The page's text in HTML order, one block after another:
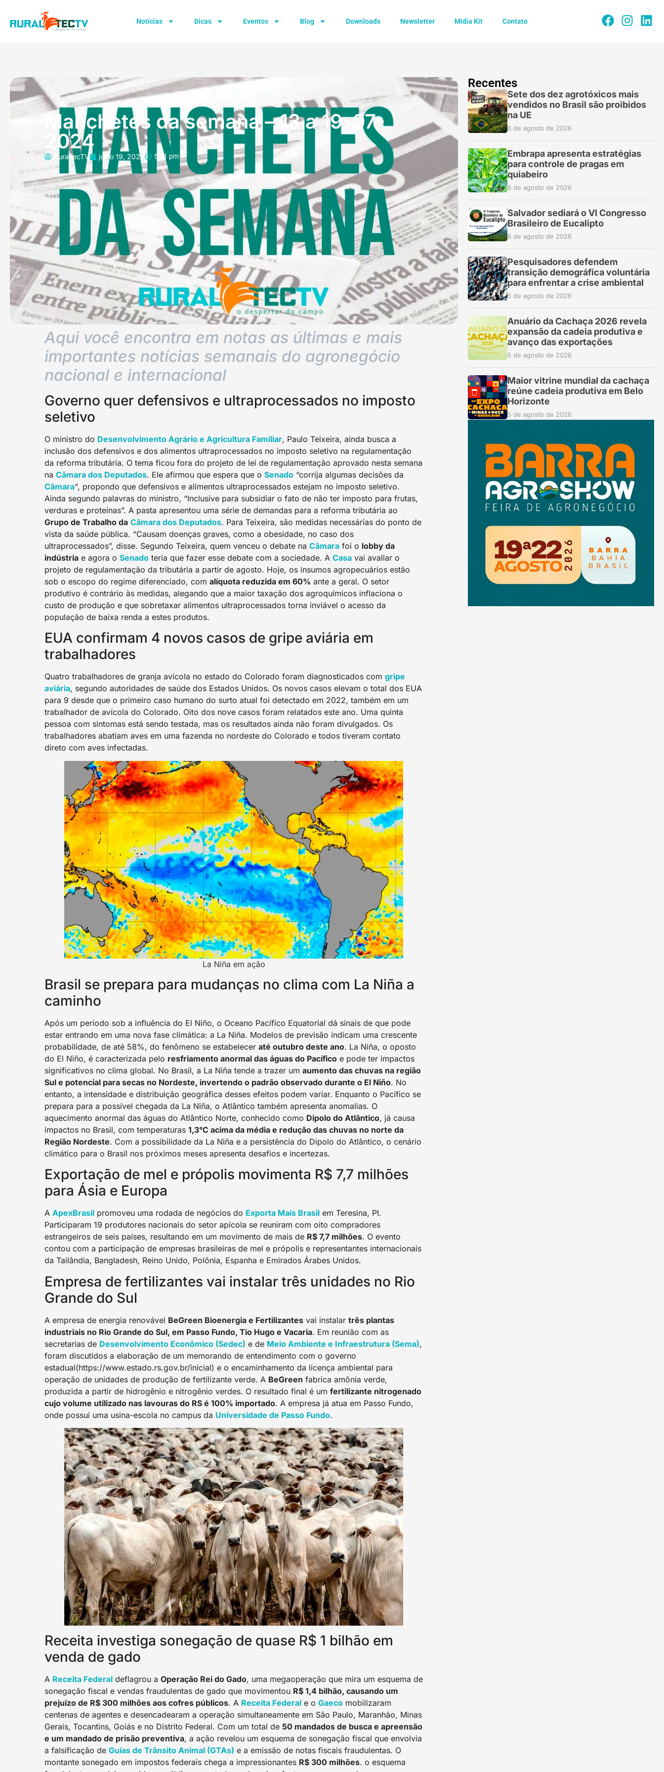
Notícias Dicas Eventos Blog Downloads Newsletter Midia Kit Contato
Manchetes da semana – 13 a 19-07-
2024
RuraltecTV julho 19, 2024 5:51 pm
Aqui você encontra em notas as últimas e mais
importantes notícias semanais do agronegócio
nacional e internacional
Governo quer defensivos e ultraprocessados no imposto
seletivo
O ministro do Desenvolvimento Agrário e Agricultura Familiar, Paulo Teixeira, ainda busca a
inclusão dos defensivos e dos alimentos ultraprocessados no imposto seletivo na regulamentação
da reforma tributária. O tema ficou fora do projeto de lei de regulamentação aprovado nesta semana
na Câmara dos Deputados. Ele afirmou que espera que o Senado “corrija algumas decisões da
Câmara“, propondo que defensivos e alimentos ultraprocessados estejam no imposto seletivo.
Ainda segundo palavras do ministro, “Inclusive para subsidiar o fato de não ter imposto para frutas,
verduras e proteínas”. A pasta apresentou uma série de demandas para a reforma tributária ao
Grupo de Trabalho da Câmara dos Deputados. Para Teixeira, são medidas necessárias do ponto de
vista da saúde pública. “Causam doenças graves, como a obesidade, no caso dos
ultraprocessados”, disse. Segundo Teixeira, quem venceu o debate na Câmara foi o lobby da
indústria e agora o Senado teria que fazer esse debate com a sociedade. A Casa vai avaliar o
projeto de regulamentação da tributária a partir de agosto. Hoje, os insumos agropecuários estão
sob o escopo do regime diferenciado, com alíquota reduzida em 60% ante a geral. O setor
produtivo é contrário às medidas, alegando que a maior taxação dos agroquímicos inflaciona o
custo de produção e que sobretaxar alimentos ultraprocessados torna inviável o acesso da
população de baixa renda a estes produtos.
EUA confirmam 4 novos casos de gripe aviária em
trabalhadores
Quatro trabalhadores de granja avícola no estado do Colorado foram diagnosticados com gripe
aviária, segundo autoridades de saúde dos Estados Unidos. Os novos casos elevam o total dos EUA
para 9 desde que o primeiro caso humano do surto atual foi detectado em 2022, também em um
trabalhador de avícola do Colorado. Oito dos nove casos foram relatados este ano. Uma quinta
pessoa com sintomas está sendo testada, mas os resultados ainda não foram divulgados. Os
trabalhadores abatiam aves em uma fazenda no nordeste do Colorado e todos tiveram contato
direto com aves infectadas.
La Niña em ação
Brasil se prepara para mudanças no clima com La Niña a
caminho
Após um período sob a influência do El Niño, o Oceano Pacífico Equatorial dá sinais de que pode
estar entrando em uma nova fase climática: a La Niña. Modelos de previsão indicam uma crescente
probabilidade, de até 58%, do fenômeno se estabelecer até outubro deste ano. La Niña, o oposto
do El Niño, é caracterizada pelo resfriamento anormal das águas do Pacífico e pode ter impactos
significativos no clima global. No Brasil, a La Niña tende a trazer um aumento das chuvas na região
Sul e potencial para secas no Nordeste, invertendo o padrão observado durante o El Niño. No
entanto, a intensidade e distribuição geográfica desses efeitos podem variar. Enquanto o Pacífico se
prepara para a possível chegada da La Niña, o Atlântico também apresenta anomalias. O
aquecimento anormal das águas do Atlântico Norte, conhecido como Dipolo do Atlântico, já causa
impactos no Brasil, com temperaturas 1,3°C acima da média e redução das chuvas no norte da
Região Nordeste. Com a possibilidade da La Niña e a persistência do Dipolo do Atlântico, o cenário
climático para o Brasil nos próximos meses apresenta desafios e incertezas.
Exportação de mel e própolis movimenta R$ 7,7 milhões
para Ásia e Europa
A ApexBrasil promoveu uma rodada de negócios do Exporta Mais Brasil em Teresina, PI.
Participaram 19 produtores nacionais do setor apícola se reuniram com oito compradores
estrangeiros de seis países, resultando em um movimento de mais de R$ 7,7 milhões. O evento
contou com a participação de empresas brasileiras de mel e própolis e representantes internacionais
da Tailândia, Bangladesh, Reino Unido, Polônia, Espanha e Emirados Árabes Unidos.
Empresa de fertilizantes vai instalar três unidades no Rio
Grande do Sul
A empresa de energia renovável BeGreen Bioenergia e Fertilizantes vai instalar três plantas
industriais no Rio Grande do Sul, em Passo Fundo, Tio Hugo e Vacaria. Em reunião com as
secretarias de Desenvolvimento Econômico (Sedec) e de Meio Ambiente e Infraestrutura (Sema),
foram discutidos a elaboração de um memorando de entendimento com o governo
estadual(https://www.estado.rs.gov.br/inicial) e o encaminhamento da licença ambiental para
operação de unidades de produção de fertilizante verde. A BeGreen fabrica amônia verde,
produzida a partir de hidrogênio e nitrogênio verdes. O resultado final é um fertilizante nitrogenado
cujo volume utilizado nas lavouras do RS é 100% importado. A empresa já atua em Passo Fundo,
onde possui uma usina-escola no campus da Universidade de Passo Fundo.
Receita investiga sonegação de quase R$ 1 bilhão em
venda de gado
A Receita Federal deflagrou a Operação Rei do Gado, uma megaoperação que mira um esquema de
sonegação fiscal e vendas fraudulentas de gado que movimentou R$ 1,4 bilhão, causando um
prejuízo de R$ 300 milhões aos cofres públicos. A Receita Federal e o Gaeco mobilizaram
centenas de agentes e desencadearam a operação simultaneamente em São Paulo, Maranhão, Minas
Gerais, Tocantins, Goiás e no Distrito Federal. Com um total de 50 mandados de busca e apreensão
e um mandado de prisão preventiva, a ação revelou um esquema de sonegação fiscal que envolvia
a falsificação de Guias de Trânsito Animal (GTAs) e a emissão de notas fiscais fraudulentas. O
montante sonegado em impostos federais chega a impressionantes R$ 300 milhões. o esquema
Recentes
Sete dos dez agrotóxicos mais
vendidos no Brasil são proibidos
na UE
6 de agosto de 2026
Embrapa apresenta estratégias
para controle de pragas em
quiabeiro
6 de agosto de 2026
Salvador sediará o VI Congresso
Brasileiro de Eucalipto
6 de agosto de 2026
Pesquisadores defendem
transição demográfica voluntária
para enfrentar a crise ambiental
5 de agosto de 2026
Anuário da Cachaça 2026 revela
expansão da cadeia produtiva e
avanço das exportações
5 de agosto de 2026
Maior vitrine mundial da cachaça
reúne cadeia produtiva em Belo
Horizonte
5 de agosto de 2026